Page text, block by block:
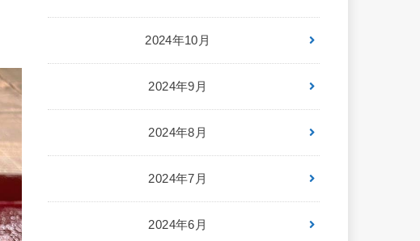
2024年10月
2024年9月
2024年8月
2024年7月
2024年6月